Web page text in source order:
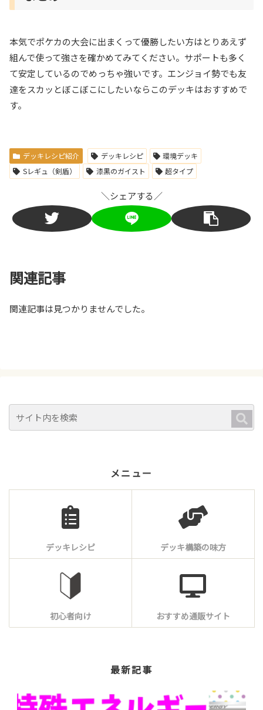
本気でポケカの大会に出まくって優勝したい方はとりあえず
組んで使って強さを確かめてみてください。サポートも多く
て安定しているのでめっちゃ強いです。エンジョイ勢でも友
達をスカッとぼこぼこにしたいならこのデッキはおすすめで
す。
デッキレシピ紹介 デッキレシピ
環境デッキ
Sレギュ（剣盾）
漆黒のガイスト 超タイプ
＼シェアする／
関連記事
関連記事は見つかりませんでした。
メニュー
デッキレシピ デッキ構築の味方
初心者向け おすすめ通販サイト
最新記事